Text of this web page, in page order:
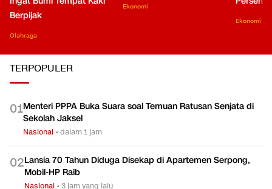
Berpijak
Olahraga
Ekonomi
Ekonomi
TERPOPULER
01Menteri PPPA Buka Suara soal Temuan Ratusan Senjata di
Sekolah Jaksel
Nasional •dalam 1 jam
02Lansia 70 Tahun Diduga Disekap di Apartemen Serpong,
Mobil-HP Raib
Nasional •3 jam yang lalu